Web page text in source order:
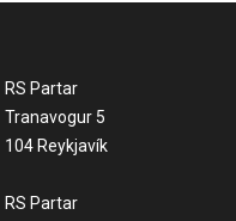
RS Partar
Tranavogur 5
104 Reykjavík
RS Partar